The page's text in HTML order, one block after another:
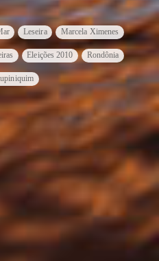
Leseira Marcela Ximenes
Eleições 2010 Rondônia